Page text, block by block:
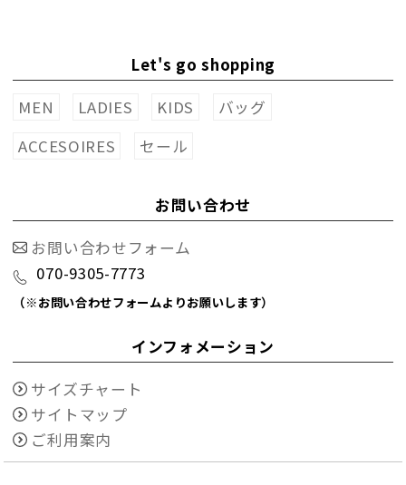
Let's go shopping
MEN
LADIES KIDS
バッグ
ACCESOIRES
セール
お問い合わせ
お問い合わせフォーム
070-9305-7773
（※お問い合わせフォームよりお願いします）
インフォメーション
サイズチャート
サイトマップ
ご利用案内